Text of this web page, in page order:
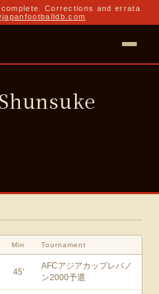
Corrections and errata
Min Tournament
45'
AFCアジアカップレバノ
ン2000予選